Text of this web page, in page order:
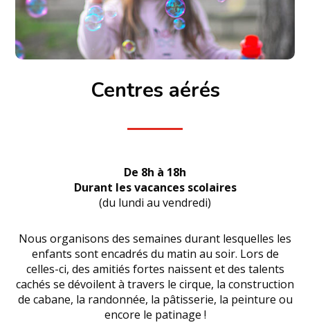
Centres aérés
De 8h à 18h
Durant les vacances scolaires
(du lundi au vendredi)
Nous organisons des semaines durant lesquelles les
enfants sont encadrés du matin au soir. Lors de
celles-ci, des amitiés fortes naissent et des talents
cachés se dévoilent à travers le cirque, la construction
de cabane, la randonnée, la pâtisserie, la peinture ou
encore le patinage !